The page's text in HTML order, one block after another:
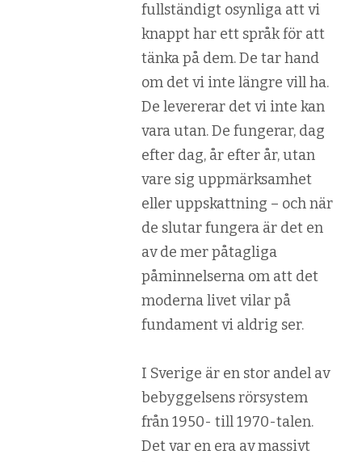
fullständigt osynliga att vi
knappt har ett språk för att
tänka på dem. De tar hand
om det vi inte längre vill ha.
De levererar det vi inte kan
vara utan. De fungerar, dag
efter dag, år efter år, utan
vare sig uppmärksamhet
eller uppskattning – och när
de slutar fungera är det en
av de mer påtagliga
påminnelserna om att det
moderna livet vilar på
fundament vi aldrig ser.
I Sverige är en stor andel av
bebyggelsens rörsystem
från 1950- till 1970-talen.
Det var en era av massivt